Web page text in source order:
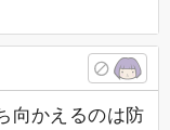
向かえるのは防